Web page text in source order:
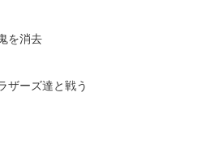
を消去
ザーズ達と戦う